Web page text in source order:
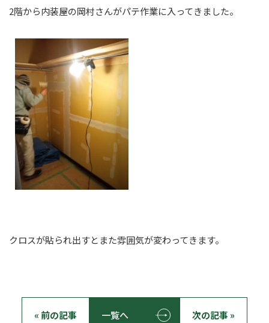
2階から内装屋の岡村さんがパテ作業に入ってきました。
クロスが貼られ出すとまた雰囲気が変わってきます。
« 前の記事 一覧へ 次の記事 »